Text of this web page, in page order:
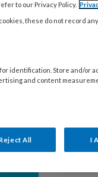
to our Privacy Policy.
these do not record
identification. Store and/or
and content
All I